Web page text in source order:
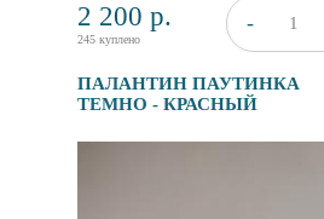
2 200 р.
245 куплено
- 1
ПАЛАНТИН ПАУТИНКА
ТЕМНО - КРАСНЫЙ